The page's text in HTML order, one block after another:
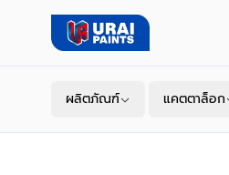
ผลิตภัณฑ์ แคตตาล็อก